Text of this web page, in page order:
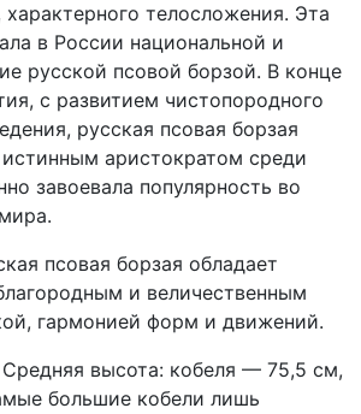
характерного телосложения. Эта
в России национальной и
русской псовой борзой. В конце
с развитием чистопородного
русская псовая борзая
истинным аристократом среди
завоевала популярность во
псовая борзая обладает
и величественным
гармонией форм и движений.
Средняя высота: кобеля — 75,5 см,
большие кобели лишь